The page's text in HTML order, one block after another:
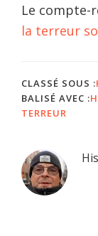
Le compte-
la terreur
CLASSÉ SOUS :
BALISÉ AVEC :
TERREUR
Barre
latérale